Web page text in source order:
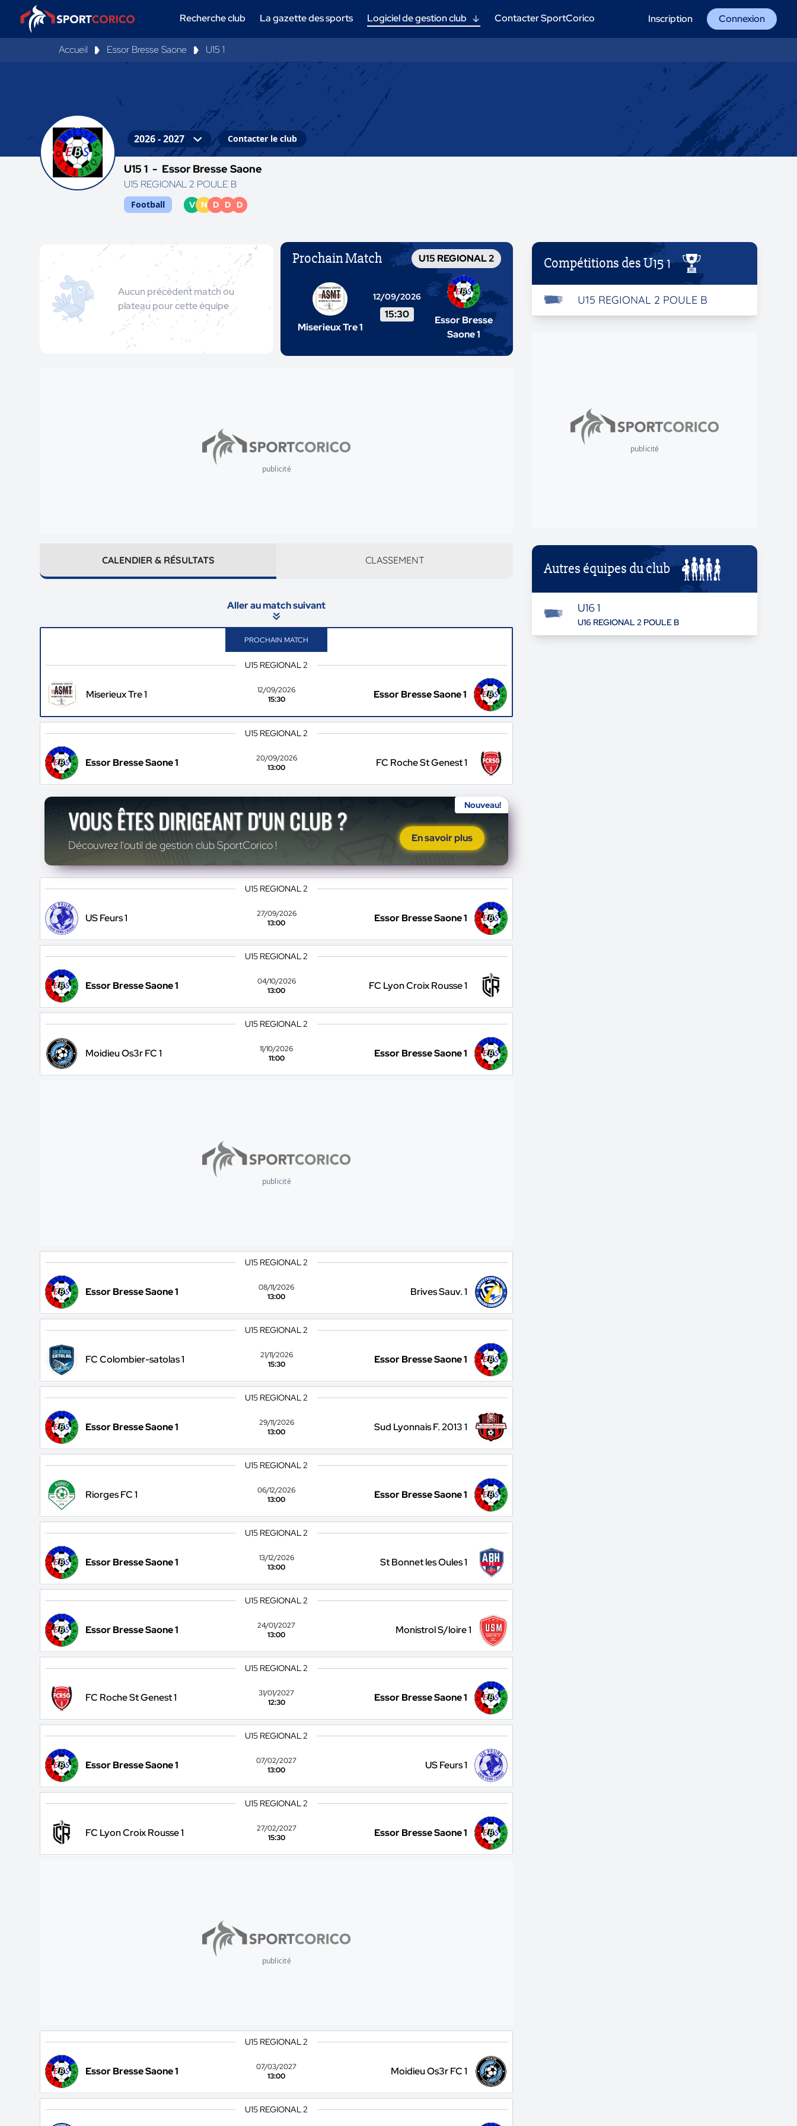
Recherche club La gazette des sports Logiciel de gestion club Contacter SportCorico Inscription Connexion
Accueil Essor Bresse Saone U15 1
Contacter le club
U15 1 - Essor Bresse Saone
U15 REGIONAL 2 POULE B
Football V N D D D
Aucun précédent match ou
plateau pour cette équipe
Prochain Match U15 REGIONAL 2
Miserieux Tre 1
12/09/2026
15:30
Essor Bresse
Saone 1
publicité
CALENDIER & RÉSULTATS CLASSEMENT
Aller au match suivant
PROCHAIN MATCH
U15 REGIONAL 2
Miserieux Tre 1
12/09/2026
15:30
Essor Bresse Saone 1
U15 REGIONAL 2
Essor Bresse Saone 1
20/09/2026
13:00
FC Roche St Genest 1
Nouveau!
VOUS ÊTES DIRIGEANT D'UN CLUB ?
Découvrez l'outil de gestion club SportCorico !
En savoir plus
U15 REGIONAL 2
US Feurs 1
27/09/2026
13:00
Essor Bresse Saone 1
U15 REGIONAL 2
Essor Bresse Saone 1
04/10/2026
13:00
FC Lyon Croix Rousse 1
U15 REGIONAL 2
Moidieu Os3r FC 1
11/10/2026
11:00
Essor Bresse Saone 1
publicité
U15 REGIONAL 2
Essor Bresse Saone 1
08/11/2026
13:00
Brives Sauv. 1
U15 REGIONAL 2
FC Colombier-satolas 1
21/11/2026
15:30
Essor Bresse Saone 1
U15 REGIONAL 2
Essor Bresse Saone 1
29/11/2026
13:00
Sud Lyonnais F. 2013 1
U15 REGIONAL 2
Riorges FC 1
06/12/2026
13:00
Essor Bresse Saone 1
U15 REGIONAL 2
Essor Bresse Saone 1
13/12/2026
13:00
St Bonnet les Oules 1
U15 REGIONAL 2
Essor Bresse Saone 1
24/01/2027
13:00
Monistrol S/loire 1
U15 REGIONAL 2
FC Roche St Genest 1
31/01/2027
12:30
Essor Bresse Saone 1
U15 REGIONAL 2
Essor Bresse Saone 1
07/02/2027
13:00
US Feurs 1
U15 REGIONAL 2
FC Lyon Croix Rousse 1
27/02/2027
15:30
Essor Bresse Saone 1
publicité
U15 REGIONAL 2
Essor Bresse Saone 1
07/03/2027
13:00
Moidieu Os3r FC 1
U15 REGIONAL 2
Compétitions des U15 1
U15 REGIONAL 2 POULE B
publicité
Autres équipes du club
U16 1
U16 REGIONAL 2 POULE B